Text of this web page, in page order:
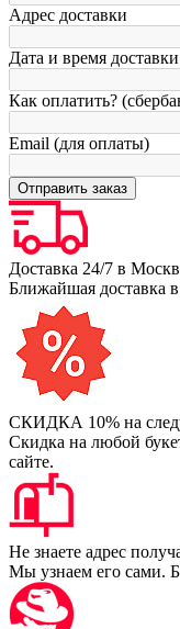
Адрес доставки
Дата и время доставки
Как оплатить?
Email (для оплаты)
Доставка 24/7 в
Ближайшая доставка
СКИДКА 10% на
Скидка на любой
сайте.
Не знаете адрес
Мы узнаем его сами.